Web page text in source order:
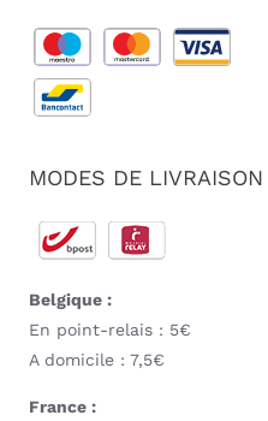
MODES DE LIVRAISON
Belgique :
En point-relais : 5€
A domicile : 7,5€
France :